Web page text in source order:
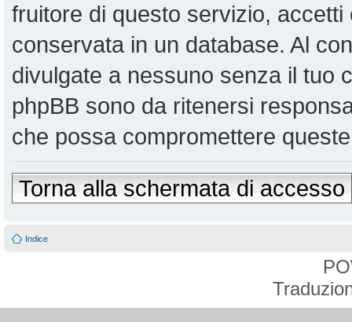
fruitore di questo servizio,
conservata in un database. Al
divulgate a nessuno senza il tuo
phpBB sono da ritenersi
che possa compromettere
Torna alla schermata di accesso
Indice